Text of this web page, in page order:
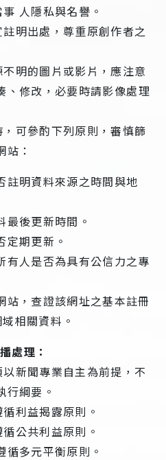
人隱私與名譽。
明出處，尊重原創作者之
明的圖片或影片，應注意
、修改，必要時請影像處理
可參酌下列原則，審慎篩
站：
註明資料來源之時間與地
最後更新時間。
定期更新。
有人是否為具有公信力之專
站，查證該網址之基本註冊
相關資料。
處理：
新聞專業自主為前提，不
行綱要。
利益揭露原則。
公共利益原則。
多元平衡原則。